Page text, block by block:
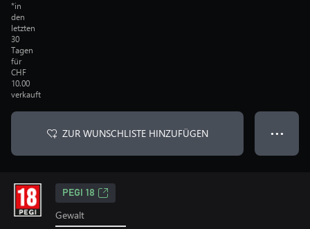
*in
den
letzten
30
Tagen
für
CHF
10.00
verkauft
ZUR WUNSCHLISTE HINZUFÜGEN ● ● ●
PEGI 18
Gewalt